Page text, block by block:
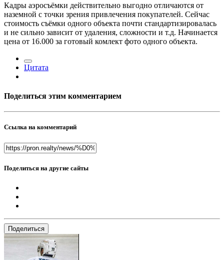
Кадры аэросъёмки действительно выгодно отличаются от
наземной с точки зрения привлечения покупателей. Сейчас
стоимость съёмки одного объекта почти стандартизировалась
и не сильно зависит от удаления, сложности и т.д. Начинается
цена от 16.000 за готовый комлект фото одного объекта.
Цитата
Поделиться этим комментарием
Ссылка на комментарий
Поделиться на другие сайты
Поделиться